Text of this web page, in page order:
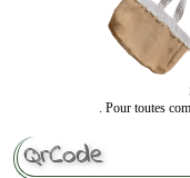
. Pour toutes
QrCode